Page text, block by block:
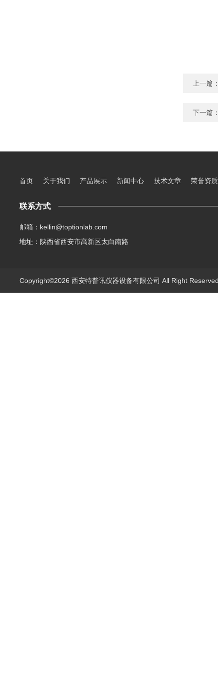
上一篇
下一篇
首页 关于我们 产品展示 新闻中心 技术文章 荣誉资质
联系方式
邮箱：kellin@toptionlab.com
地址：陕西省西安市高新区太白南路
Copyright©2026 西安特普讯仪器设备有限公司 All Right